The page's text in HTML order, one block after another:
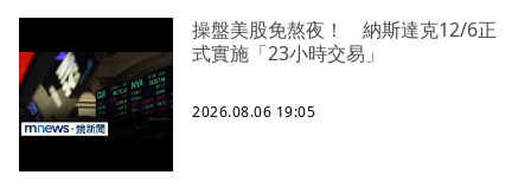
操盤美股免熬夜！ 納斯達克12/6正
式實施「23小時交易」
2026.08.06 19:05